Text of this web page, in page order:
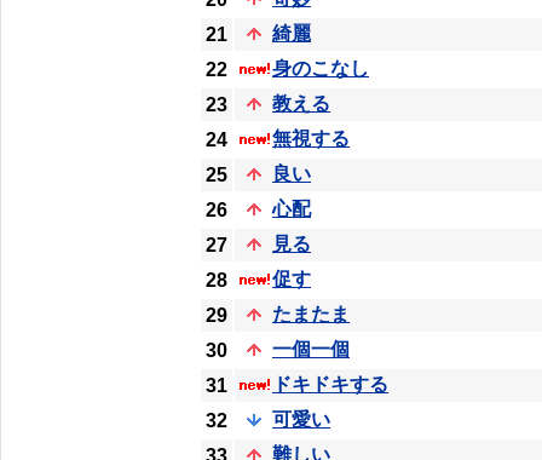
21
綺麗
22
身のこなし
23
教える
24
無視する
25
良い
26
心配
27
見る
28
促す
29
たまたま
30
一個一個
31
ドキドキする
32
可愛い
33
難しい